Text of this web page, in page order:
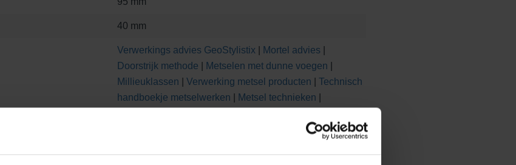
40 mm
Verwerkings advies GeoStylistix Mortel advies
Doorstrijk methode
Metselen met dunne voegen
Millieuklassen
Verwerking metsel producten
Technisch
handboekje metselwerken
Metsel technieken